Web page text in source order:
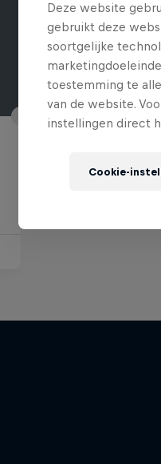
Deze website
gebruikt deze
soortgelijke
toestemming te
van de website.
instellingen direct
Cookie-